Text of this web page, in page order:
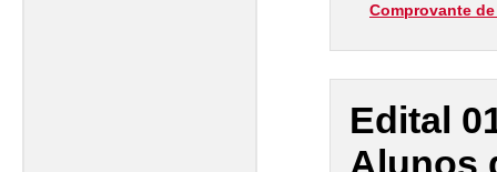
Comprovante
Edital
Alunos